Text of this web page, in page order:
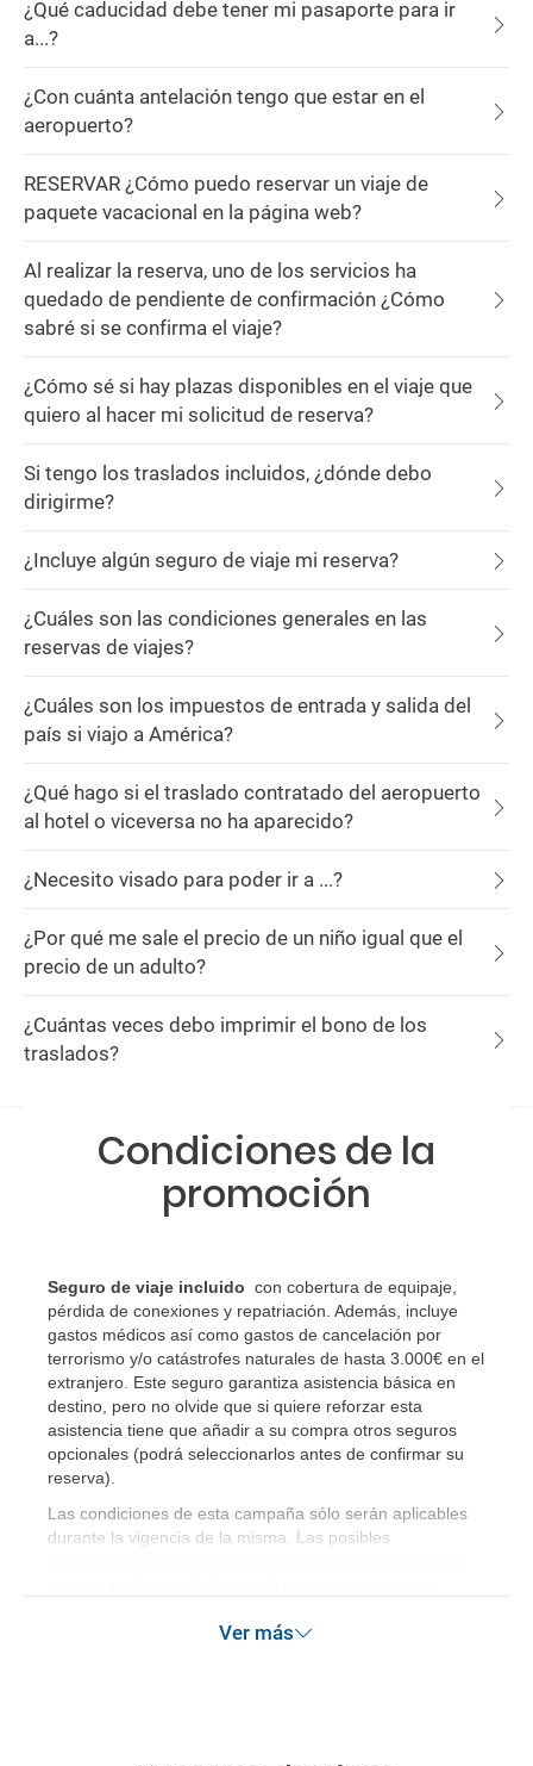
¿Qué caducidad debe tener mi pasaporte para ir
a...?
¿Con cuánta antelación tengo que estar en el
aeropuerto?
RESERVAR ¿Cómo puedo reservar un viaje de
paquete vacacional en la página web?
Al realizar la reserva, uno de los servicios ha
quedado de pendiente de confirmación ¿Cómo
sabré si se confirma el viaje?
¿Cómo sé si hay plazas disponibles en el viaje que
quiero al hacer mi solicitud de reserva?
Si tengo los traslados incluidos, ¿dónde debo
dirigirme?
¿Incluye algún seguro de viaje mi reserva?
¿Cuáles son las condiciones generales en las
reservas de viajes?
¿Cuáles son los impuestos de entrada y salida del
país si viajo a América?
¿Qué hago si el traslado contratado del aeropuerto
al hotel o viceversa no ha aparecido?
¿Necesito visado para poder ir a ...?
¿Por qué me sale el precio de un niño igual que el
precio de un adulto?
¿Cuántas veces debo imprimir el bono de los
traslados?
Condiciones de la
promoción
Seguro de viaje incluido con cobertura de equipaje,
pérdida de conexiones y repatriación. Además, incluye
gastos médicos así como gastos de cancelación por
terrorismo y/o catástrofes naturales de hasta 3.000€ en el
extranjero. Este seguro garantiza asistencia básica en
destino, pero no olvide que si quiere reforzar esta
asistencia tiene que añadir a su compra otros seguros
opcionales (podrá seleccionarlos antes de confirmar su
reserva)
Las condiciones de esta campaña sólo serán aplicables
durante la vigencia de la misma. Las posibles
Ver más